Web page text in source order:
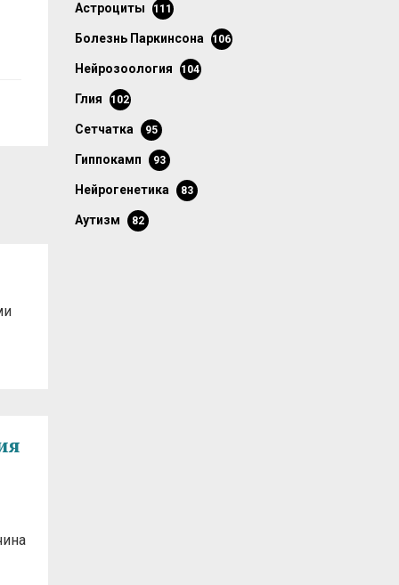
астроциты 111
болезнь Паркинсона 106
нейрозоология 104
глия 102
сетчатка 95
гиппокамп 93
нейрогенетика 83
аутизм 82